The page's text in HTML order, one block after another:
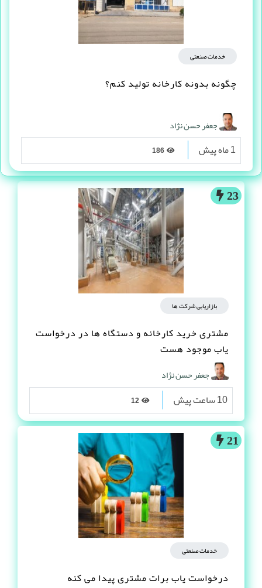
23
بازاریابی شرکت ها
مشتری خرید کارخانه و دستگاه ها در درخواست
یاب موجود هست
جعفر حسن نژاد
10 ساعت پیش
21
خدمات صنعتی
درخواست یاب برات مشتری پیدا می کنه
خدمات صنعتی
چگونه بدونه کارخانه تولید کنم؟
جعفر حسن نژاد
1 ماه پیش